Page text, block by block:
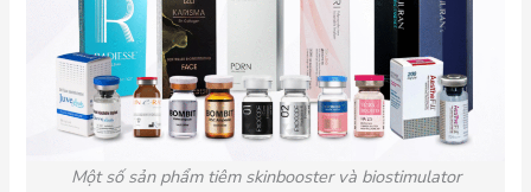
Một số sản phẩm tiêm skinbooster và biostimulator